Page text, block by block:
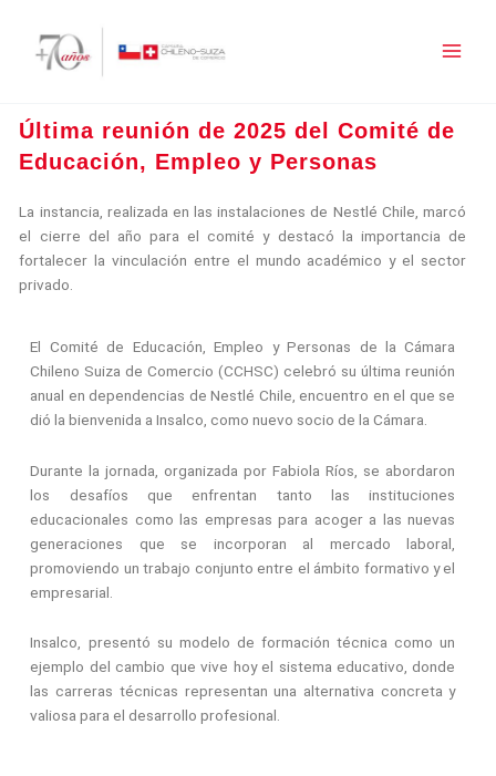
contenido
Última reunión de 2025 del Comité de
Educación, Empleo y Personas
La instancia, realizada en las instalaciones de Nestlé Chile, marcó
el cierre del año para el comité y destacó la importancia de
fortalecer la vinculación entre el mundo académico y el sector
privado.
El Comité de Educación, Empleo y Personas de la Cámara
Chileno Suiza de Comercio (CCHSC) celebró su última reunión
anual en dependencias de Nestlé Chile, encuentro en el que se
dió la bienvenida a Insalco, como nuevo socio de la Cámara.
Durante la jornada, organizada por Fabiola Ríos, se abordaron
los desafíos que enfrentan tanto las instituciones
educacionales como las empresas para acoger a las nuevas
generaciones que se incorporan al mercado laboral,
promoviendo un trabajo conjunto entre el ámbito formativo y el
empresarial.
Insalco, presentó su modelo de formación técnica como un
ejemplo del cambio que vive hoy el sistema educativo, donde
las carreras técnicas representan una alternativa concreta y
valiosa para el desarrollo profesional.